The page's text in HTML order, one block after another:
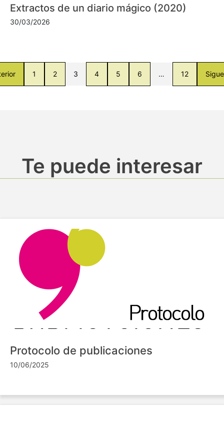
Extractos de un diario mágico (2020)
30/03/2026
1 2 3 4 5 6 … 12
Te puede interesar
Protocolo de publicaciones
10/06/2025